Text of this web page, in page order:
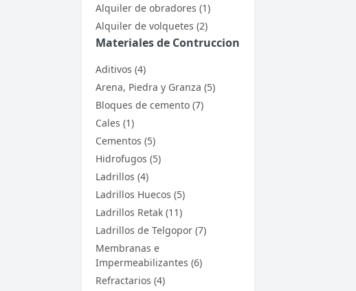
Alquiler de obradores (1)
Alquiler de volquetes (2)
Materiales de Contruccion
Aditivos (4)
Arena, Piedra y Granza (5)
Bloques de cemento (7)
Cales (1)
Cementos (5)
Hidrofugos (5)
Ladrillos (4)
Ladrillos Huecos (5)
Ladrillos Retak (11)
Ladrillos de Telgopor (7)
Membranas e
Impermeabilizantes (6)
Refractarios (4)